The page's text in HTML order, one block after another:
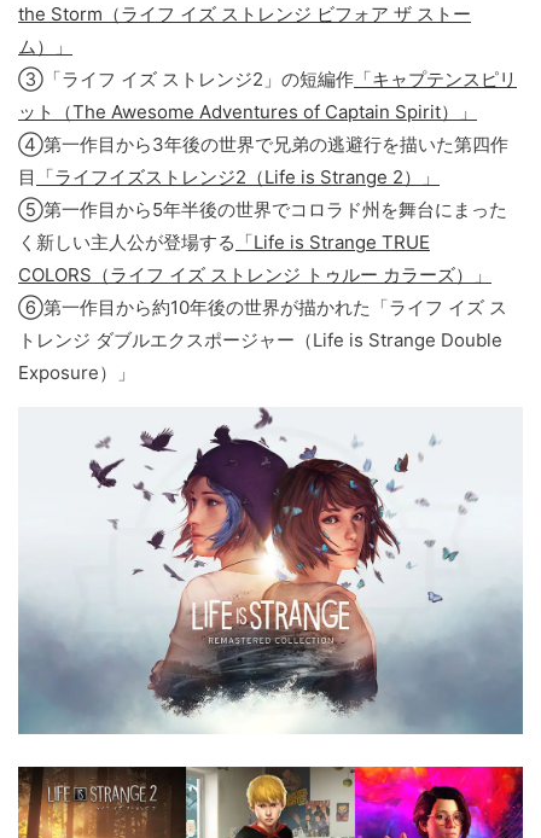
the Storm（ライフ イズ ストレンジ ビフォア ザ ストー
ム）」
③「ライフ イズ ストレンジ2」の短編作 「キャプテンスピリ
ット（The Awesome Adventures of Captain Spirit）」
④第一作目から3年後の世界で兄弟の逃避行を描いた第四作
目
「ライフイズストレンジ2（Life is Strange 2）」
⑤第一作目から5年半後の世界でコロラド州を舞台にまった
く新しい主人公が登場する 「Life is Strange TRUE
COLORS（ライフ イズ ストレンジ トゥルー カラーズ）」
⑥第一作目から約10年後の世界が描かれた「ライフ イズ ス
トレンジ ダブルエクスポージャー（Life is Strange Double
Exposure）」